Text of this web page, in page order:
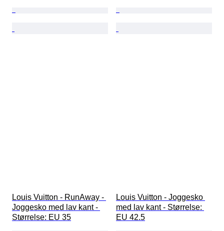
Louis Vuitton - RunAway -
Joggesko med lav kant -
Størrelse: EU 35
Louis Vuitton - Joggesko
med lav kant - Størrelse:
EU 42.5